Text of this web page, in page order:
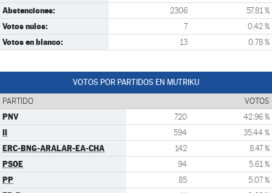
Abstenciones: 2306 57.81 %
Votos nulos: 7 0.42 %
Votos en blanco: 13 0.78 %
VOTOS POR PARTIDOS EN MUTRIKU
PARTIDO VOTOS
PNV 720 42.96 %
II 594 35.44 %
ERC-BNG-ARALAR-EA-CHA 142 8.47 %
PSOE 94 5.61 %
PP 85 5.07 %